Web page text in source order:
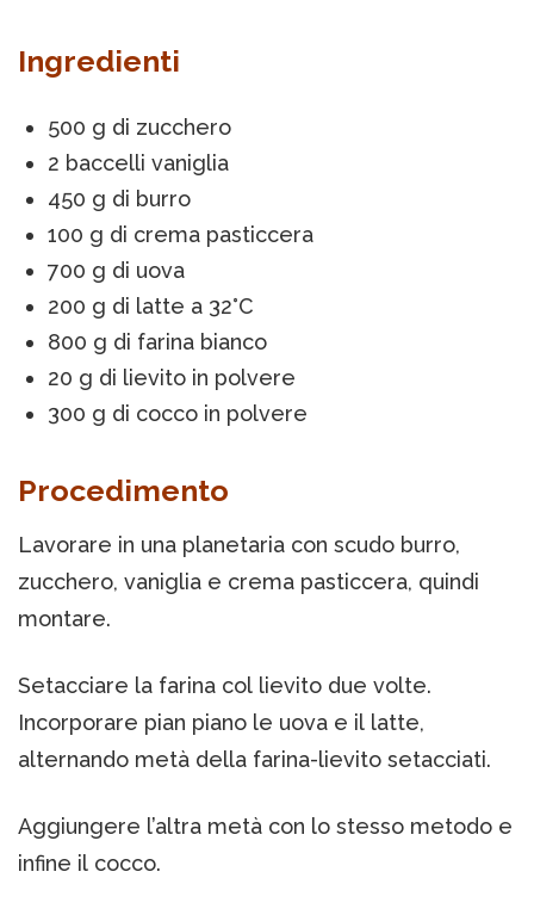
Ingredienti
500 g di zucchero
2 baccelli vaniglia
450 g di burro
100 g di crema pasticcera
700 g di uova
200 g di latte a 32°C
800 g di farina bianco
20 g di lievito in polvere
300 g di cocco in polvere
Procedimento
Lavorare in una planetaria con scudo burro,
zucchero, vaniglia e crema pasticcera, quindi
montare.
Setacciare la farina col lievito due volte.
Incorporare pian piano le uova e il latte,
alternando metà della farina-lievito setacciati.
Aggiungere l’altra metà con lo stesso metodo e
infine il cocco.